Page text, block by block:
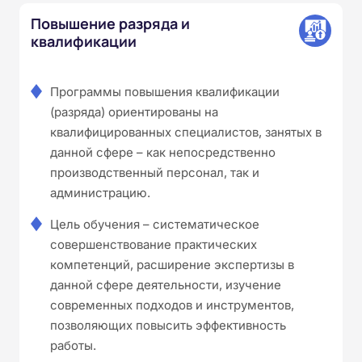
Повышение разряда и
квалификации
Программы повышения квалификации
(разряда) ориентированы на
квалифицированных специалистов, занятых в
данной сфере – как непосредственно
производственный персонал, так и
администрацию.
Цель обучения – систематическое
совершенствование практических
компетенций, расширение экспертизы в
данной сфере деятельности, изучение
современных подходов и инструментов,
позволяющих повысить эффективность
работы.